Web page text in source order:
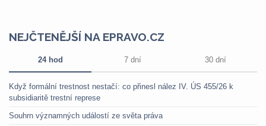
NEJČTENĚJŠÍ NA EPRAVO.CZ
24 hod 7 dní 30 dní
Když formální trestnost nestačí: co přinesl nález IV. ÚS 455/26 k
subsidiaritě trestní represe
Souhrn významných událostí ze světa práva